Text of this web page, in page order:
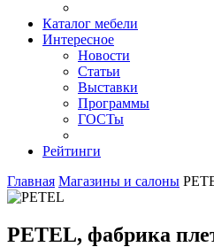
Каталог мебели
Интересное
Новости
Статьи
Выставки
Программы
ГОСТы
Рейтинги
Главная Магазины и салоны
PETEL, фабрика